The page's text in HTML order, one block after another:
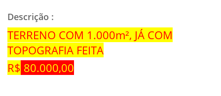
Descrição :
TERRENO COM 1.000m², JÁ COM
TOPOGRAFIA FEITA
R$ 80.000,00